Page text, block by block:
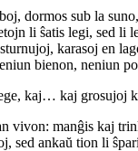
dormos sub la
li ŝatis legi, sed li
karasoj en
bienon, neniun
kaj… kaj grosujoj
vivon: manĝis kaj
ankaŭ tion li